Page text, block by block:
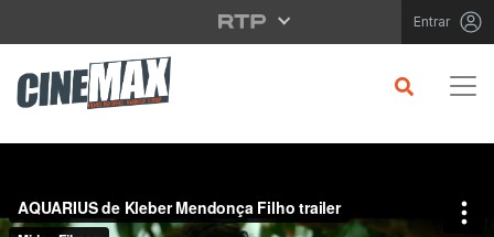
Saltar para o conteúdo principal Entrar
Filme em Cartaz